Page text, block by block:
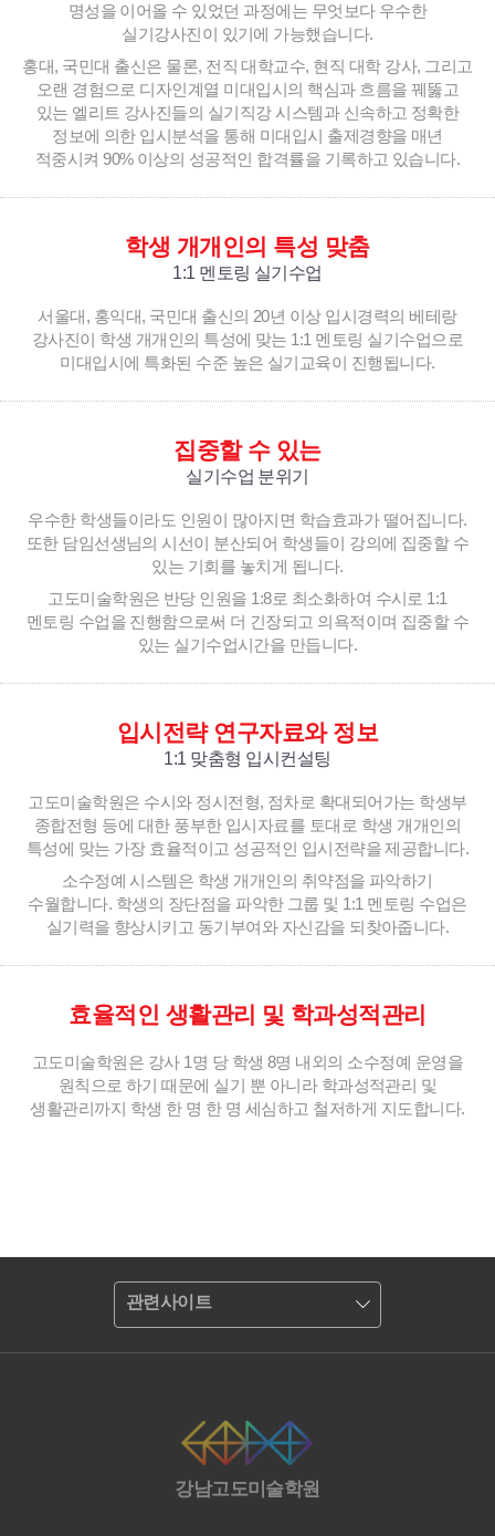
명성을 이어올 수 있었던 과정에는 무엇보다 우수한
실기강사진이 있기에 가능했습니다.
홍대, 국민대 출신은 물론, 전직 대학교수, 현직 대학 강사, 그리고
오랜 경험으로 디자인계열 미대입시의 핵심과 흐름을 꿰뚫고
있는 엘리트 강사진들의 실기직강 시스템과 신속하고 정확한
정보에 의한 입시분석을 통해 미대입시 출제경향을 매년
적중시켜 90% 이상의 성공적인 합격률을 기록하고 있습니다.
학생 개개인의 특성 맞춤
1:1 멘토링 실기수업
서울대, 홍익대, 국민대 출신의 20년 이상 입시경력의 베테랑
강사진이 학생 개개인의 특성에 맞는 1:1 멘토링 실기수업으로
미대입시에 특화된 수준 높은 실기교육이 진행됩니다.
집중할 수 있는
실기수업 분위기
우수한 학생들이라도 인원이 많아지면 학습효과가 떨어집니다.
또한 담임선생님의 시선이 분산되어 학생들이 강의에 집중할 수
있는 기회를 놓치게 됩니다.
고도미술학원은 반당 인원을 1:8로 최소화하여 수시로 1:1
멘토링 수업을 진행함으로써 더 긴장되고 의욕적이며 집중할 수
있는 실기수업시간을 만듭니다.
입시전략 연구자료와 정보
1:1 맞춤형 입시컨설팅
고도미술학원은 수시와 정시전형, 점차로 확대되어가는 학생부
종합전형 등에 대한 풍부한 입시자료를 토대로 학생 개개인의
특성에 맞는 가장 효율적이고 성공적인 입시전략을 제공합니다.
소수정예 시스템은 학생 개개인의 취약점을 파악하기
수월합니다. 학생의 장단점을 파악한 그룹 및 1:1 멘토링 수업은
실기력을 향상시키고 동기부여와 자신감을 되찾아줍니다.
효율적인 생활관리 및 학과성적관리
고도미술학원은 강사 1명 당 학생 8명 내외의 소수정예 운영을
원칙으로 하기 때문에 실기 뿐 아니라 학과성적관리 및
생활관리까지 학생 한 명 한 명 세심하고 철저하게 지도합니다.
관련사이트
강남고도미술학원